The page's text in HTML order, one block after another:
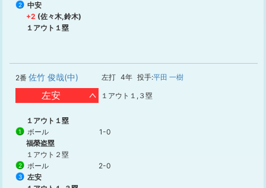
2
中安
+2 (佐々木,鈴木)
１アウト１塁
2番 佐竹 俊哉(中) 左打 4年 投手:平田 一樹
左安 １アウト１,３塁
１アウト１塁
1 ボール
1-0
福榮盗塁
１アウト２塁
2 ボール 2-0
3
左安